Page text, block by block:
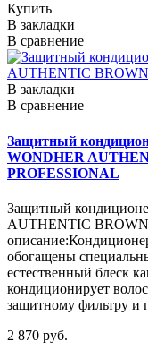
Купить
В закладки
В сравнение
В закладки
В сравнение
Защитный
WONDHER
PROFESSIONAL
Защитный
AUTHENTIC
обогащены
естественный блеск
кондиционирует
защитному фильтру и
2 870 руб.